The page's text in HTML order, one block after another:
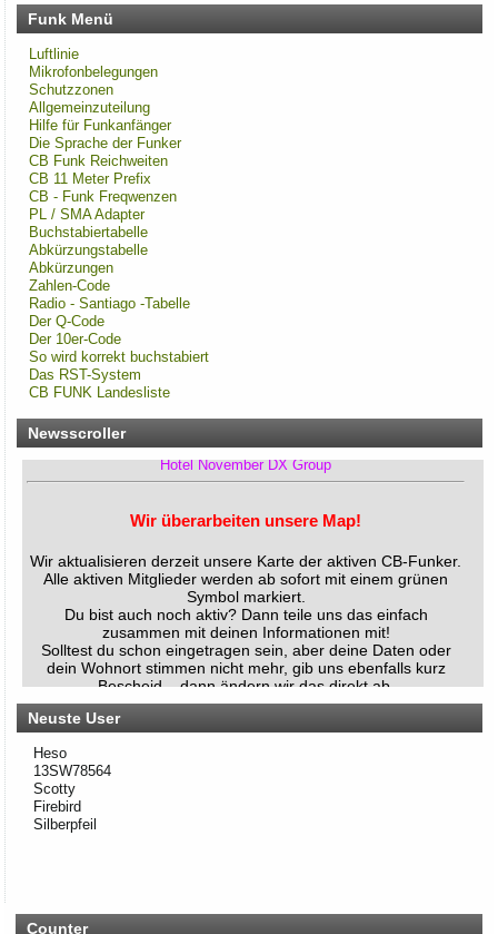
Funk Menü
Luftlinie
Mikrofonbelegungen
Schutzzonen
Allgemeinzuteilung
Hilfe für Funkanfänger
Die Sprache der Funker
CB Funk Reichweiten
CB 11 Meter Prefix
CB - Funk Freqwenzen
PL / SMA Adapter
Buchstabiertabelle
Abkürzungstabelle
Abkürzungen
Zahlen-Code
Radio - Santiago -Tabelle
Der Q-Code
Der 10er-Code
So wird korrekt buchstabiert
Das RST-System
CB FUNK Landesliste
Newsscroller
Funkertreffen vom 17. bis 19. JULI 2026 ein.
Hotel November DX Group
Wir aktualisieren derzeit unsere Karte der aktiven CB-Funker.
Alle aktiven Mitglieder werden ab sofort mit einem grünen
Du bist auch noch aktiv? Dann teile uns das einfach
zusammen mit deinen Informationen mit!
Solltest du schon eingetragen sein, aber deine Daten oder
dein Wohnort stimmen nicht mehr, gib uns ebenfalls kurz
Bescheid – dann ändern wir das direkt ab.
Bitte hab ein wenig Geduld, wenn die Umsetzung nicht immer
Rhein-Main Funkertreffen
Funkertreffen vom 17. bis 19. JULI 2026 ein.
Hotel November DX Group
Alle aktiven Mitglieder werden ab sofort mit einem grünen
Symbol markiert.
Du bist auch noch aktiv? Dann teile uns das einfach
zusammen mit deinen Informationen mit!
Solltest du schon eingetragen sein, aber deine Daten oder
dein Wohnort stimmen nicht mehr, gib uns ebenfalls kurz
Bescheid – dann ändern wir das direkt ab.
Bitte hab ein wenig Geduld, wenn die Umsetzung nicht immer
sofort klappt. Vielen Dank!
Wir laden euch recht herzlich zu unserem 12. Rhein-Main
Wir überarbeiten unsere Map!
Neuste User
Heso
13SW78564
Scotty
Firebird
Silberpfeil
Counter